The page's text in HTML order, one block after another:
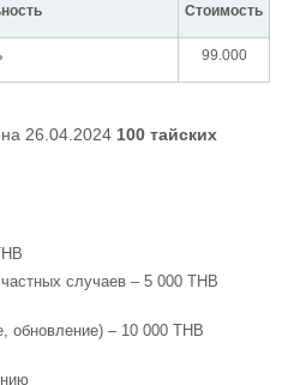
Стоимость
99.000
на 26.04.2024 100 тайских
случаев – 5 000 THB
обновление) – 10 000 THB